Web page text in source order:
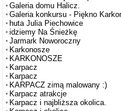
Galeria domu Halicz.
Galeria konkursu - Piękno
huta Julia Piechowice
idziemy Na Śnieżkę
Jarmark Noworoczny
Karkonosze
KARKONOSZE
Karpacz
Karpacz
KARPACZ zimą malowany :)
Karpacz atrakcje
Karpacz i najbliższa okolica.